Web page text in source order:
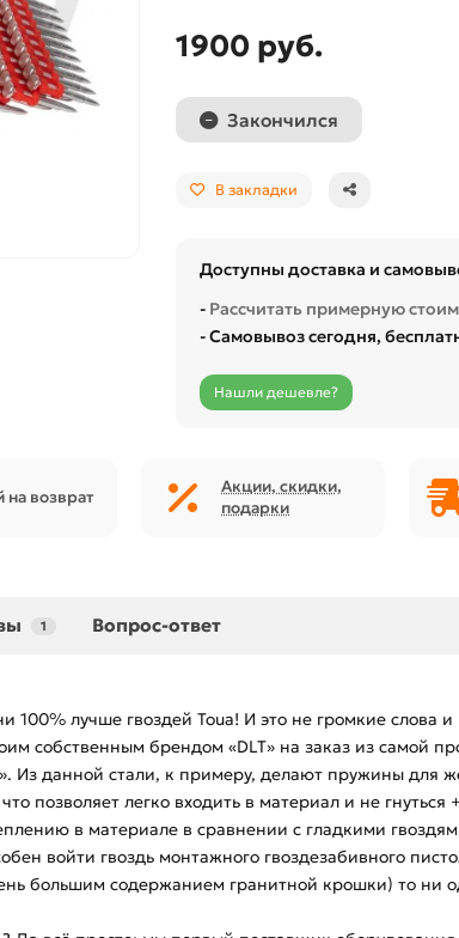
1900 руб.
Закончился
В закладки
Доступны доставка и
- Рассчитать примерную
- Самовывоз сегодня,
Нашли дешевле?
на возврат
Акции, скидки,
подарки
1 Вопрос-ответ
100% лучше гвоздей Toua! И это не громкие слова и
собственным брендом «DLT» на заказ из самой
Из данной стали, к примеру, делают пружины для
позволяет легко входить в материал и не гнуться
в материале в сравнении с гладкими
войти гвоздь монтажного гвоздезабивного
большим содержанием гранитной крошки) то ни